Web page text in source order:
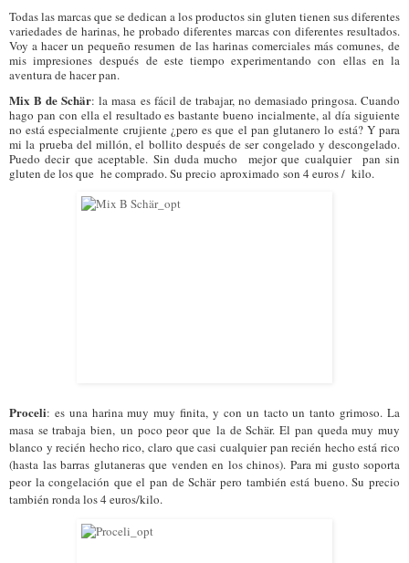
Todas las marcas que se dedican a los productos sin gluten tienen sus diferentes
variedades de harinas, he probado diferentes marcas con diferentes resultados.
Voy a hacer un pequeño resumen de las harinas comerciales más comunes, de
mis impresiones después de este tiempo experimentando con ellas en la
aventura de hacer pan.
Mix B de Schär: la masa es fácil de trabajar, no demasiado pringosa. Cuando
hago pan con ella el resultado es bastante bueno incialmente, al día siguiente
no está especialmente crujiente ¿pero es que el pan glutanero lo está? Y para
mi la prueba del millón, el bollito después de ser congelado y descongelado.
Puedo decir que aceptable. Sin duda mucho mejor que cualquier pan sin
gluten de los que he comprado. Su precio aproximado son 4 euros / kilo.
Proceli: es una harina muy muy finita, y con un tacto un tanto grimoso. La
masa se trabaja bien, un poco peor que la de Schär. El pan queda muy muy
blanco y recién hecho rico, claro que casi cualquier pan recién hecho está rico
(hasta las barras glutaneras que venden en los chinos). Para mi gusto soporta
peor la congelación que el pan de Schär pero también está bueno. Su precio
también ronda los 4 euros/kilo.